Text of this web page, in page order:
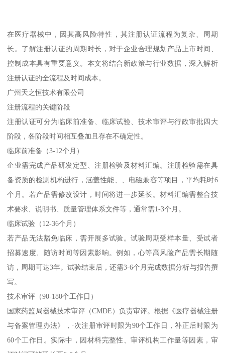
在医疗器械中，因其高风险特性，其注册认证流程为复杂、周期
长。了解注册认证的周期时长，对于企业合理规划产品上市时间、
控制成本具有重要意义。本文将结合新政策与行业数据，深入解析
注册认证的全流程及时间成本。
广州天之恒技术有限公司
注册流程的关键阶段
注册认证可分为临床前准备、临床试验、技术审评与行政审批四大
阶段，各阶段时间相互叠加且存在不确定性。
临床前准备（3-12个月）
企业需完成产品研发定型、注册检验及材料汇编。注册检验需在具
备资质的检测机构进行，涵盖性能、、电磁兼容等项目，平均耗时6
个月。若产品需修改设计，时间将进一步延长。材料汇编需整合技
术要求、说明书、质量管理体系文件等，通常需1-3个月。
临床试验（12-36个月）
若产品无法豁免临床，需开展多试验。试验周期受样本量、受试者
招募速度、随访时间等因素影响。例如，心等高风险产品需长期随
访，周期可达3年。试验结束后，还需3-6个月完成数据分析与报告撰
写。
技术审评（90-180个工作日）
国家药监局器械技术审评（CMDE）负责审评。根据《医疗器械注册
与备案管理办法》，·次注册审评时限为90个工作日，补正后时限为
60个工作日。实际中，因材料完整性、审评机构工作量等因素，审